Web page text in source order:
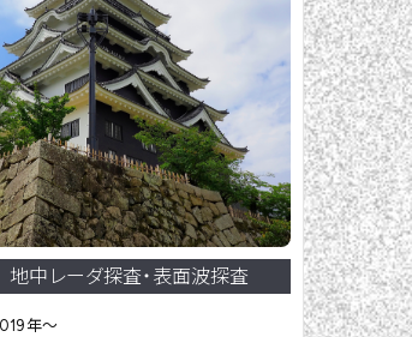
中レーダ探査・表面波探査
年～